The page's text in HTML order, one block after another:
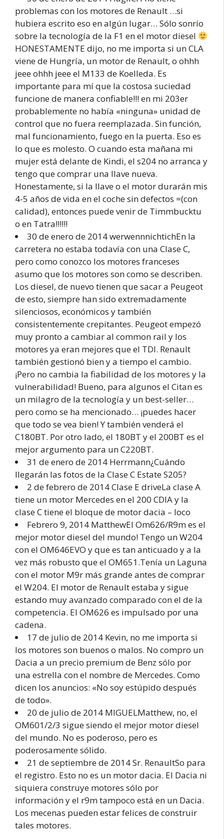
problemas con los motores de Renault …si
hubiera escrito eso en algún lugar… Sólo sonrío
sobre la tecnología de la F1 en el motor diesel
HONESTAMENTE dijo, no me importa si un CLA
viene de Hungría, un motor de Renault, o ohhh
jeee ohhh jeee el M133 de Koelleda. Es
importante para mí que la costosa suciedad
funcione de manera confiable!!! en mi 203er
probablemente no había «ninguna» unidad de
control que no fuera reemplazada. Sin función,
mal funcionamiento, fuego en la puerta. Eso es
lo que es molesto. O cuando esta mañana mi
mujer está delante de Kindi, el s204 no arranca y
tengo que comprar una llave nueva.
Honestamente, si la llave o el motor durarán mis
4-5 años de vida en el coche sin defectos =(con
calidad), entonces puede venir de Timmbucktu
o en Tatra!!!!!!
30 de enero de 2014 werwennnichtichEn la
carretera no estaba todavía con una Clase C,
pero como conozco los motores franceses
asumo que los motores son como se describen.
Los diesel, de nuevo tienen que sacar a Peugeot
de esto, siempre han sido extremadamente
silenciosos, económicos y también
consistentemente crepitantes. Peugeot empezó
muy pronto a cambiar al common rail y los
motores ya eran mejores que el TDI. Renault
también gestionó bien y a tiempo el cambio.
¡Pero no cambia la fiabilidad de los motores y la
vulnerabilidad! Bueno, para algunos el Citan es
un milagro de la tecnología y un best-seller…
pero como se ha mencionado… ¡puedes hacer
que todo se vea bien! Y también venderá el
C180BT. Por otro lado, el 180BT y el 200BT es el
mejor argumento para un C220BT.
31 de enero de 2014 Herrmann¿Cuándo
llegarán las fotos de la Clase C Estate S205?
2 de febrero de 2014 Clase E driveLa clase A
tiene un motor Mercedes en el 200 CDIA y la
clase C tiene el bloque de motor dacia – loco
Febrero 9, 2014 MatthewEl Om626/R9m es el
mejor motor diesel del mundo! Tengo un W204
con el OM646EVO y que es tan anticuado y a la
vez más robusto que el OM651.Tenía un Laguna
con el motor M9r más grande antes de comprar
el W204. El motor de Renault estaba y sigue
estando muy avanzado comparado con el de la
competencia. El OM626 es impulsado por una
cadena.
17 de julio de 2014 Kevin, no me importa si
los motores son buenos o malos. No compro un
Dacia a un precio premium de Benz sólo por
una estrella con el nombre de Mercedes. Como
dicen los anuncios: «No soy estúpido después
de todo».
20 de julio de 2014 MIGUELMatthew, no, el
OM601/2/3 sigue siendo el mejor motor diesel
del mundo. No es poderoso, pero es
poderosamente sólido.
21 de septiembre de 2014 Sr. RenaultSo para
el registro. Esto no es un motor dacia. El Dacia ni
siquiera construye motores sólo por
información y el r9m tampoco está en un Dacia.
Los mecenas pueden estar felices de construir
tales motores.